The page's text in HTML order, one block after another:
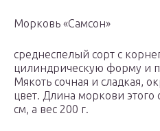
Морковь «Самсон»
среднеспелый сорт с
цилиндрическую форму и
Мякоть сочная и сладкая,
цвет. Длина моркови
см, а вес 200 г.